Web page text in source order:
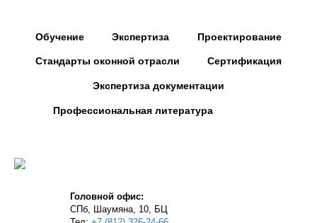
Обучение Экспертиза Проектирование
Стандарты оконной отрасли Сертификация
Экспертиза документации
Профессиональная литература
Головной офис:
СПб, Шаумяна, 10, БЦ